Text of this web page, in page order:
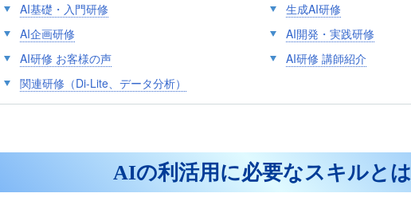
AI基礎・入門研修
生成AI研修
AI企画研修
AI開発・実践研修
AI研修 お客様の声
AI研修 講師紹介
関連研修（Di-Lite、データ分析）
AIの利活用に必要なスキルとは